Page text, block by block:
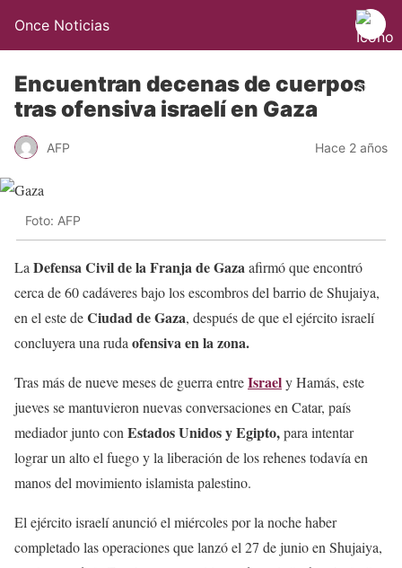
Once Noticias
Encuentran decenas de cuerpos
tras ofensiva israelí en Gaza
AFP Hace 2 años
Foto: AFP
La Defensa Civil de la Franja de Gazaafirmó que encontró
cerca de 60 cadáveres bajo los escombros del barrio de Shujaiya,
en el este deCiudad de Gaza, después de que el ejército israelí
concluyera una ruda ofensiva en la zona.
Tras más de nueve meses de guerra entreIsraely Hamás, este
jueves se mantuvieron nuevas conversaciones en Catar, país
mediador junto con Estados Unidos y Egipto,para intentar
lograr un alto el fuego y la liberación de los rehenes todavía en
manos del movimiento islamista palestino.
El ejército israelí anunció el miércoles por la noche haber
completado las operaciones que lanzó el 27 de junio en Shujaiya,